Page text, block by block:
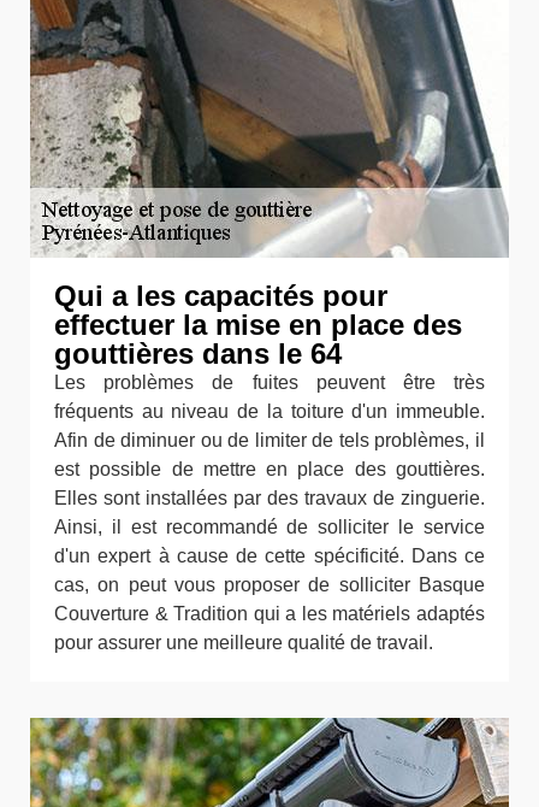
Qui a les capacités pour
effectuer la mise en place des
gouttières dans le 64
Les problèmes de fuites peuvent être très
fréquents au niveau de la toiture d'un immeuble.
Afin de diminuer ou de limiter de tels problèmes, il
est possible de mettre en place des gouttières.
Elles sont installées par des travaux de zinguerie.
Ainsi, il est recommandé de solliciter le service
d'un expert à cause de cette spécificité. Dans ce
cas, on peut vous proposer de solliciter Basque
Couverture & Tradition qui a les matériels adaptés
pour assurer une meilleure qualité de travail.